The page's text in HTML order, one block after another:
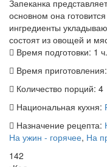
Запеканка
основном она
ингредиенты
состоят из овощей и
Время подготовки: 1 ч.
Время приготовления:
Количество порций: 4
Национальная кухня:
Назначение рецепта:
На ужин - горячее, На
142